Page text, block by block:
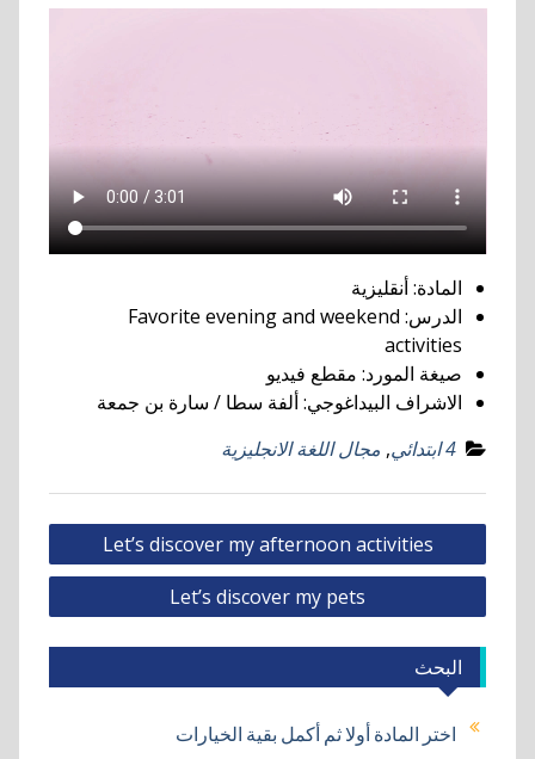
المادة:أنقليزية
الدرس: Favorite evening and weekend
activities
صيغة المورد:مقطع فيديو
الاشراف البيداغوجي:ألفة سطا / سارة بن جمعة
4 ابتدائي
, مجال اللغة الانجليزية
تصفّح
المقالات
Let’s discover my afternoon activities
Let’s discover my pets
البحث
اختر المادة أولا ثم أكمل بقية الخيارات